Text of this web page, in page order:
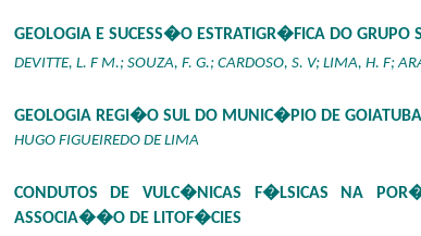
GEOLOGIA E SUCESS�O ESTRATIGR�FICA DO
DEVITTE, L. F M.; SOUZA, F. G.; CARDOSO, S. V; LIMA, H. F;
GEOLOGIA REGI�O SUL DO MUNIC�PIO DE
HUGO FIGUEIREDO DE LIMA
CONDUTOS DE VULC�NICAS F�LSICAS NA
ASSOCIA��O DE LITOF�CIES